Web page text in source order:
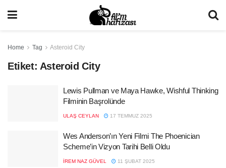
Home Tag Asteroid City
Etiket: Asteroid City
Lewis Pullman ve Maya Hawke, Wishful Thinking
Filminin Başrolünde
ULAŞ CEYLAN 17 TEMMUZ 2025
Wes Anderson’ın Yeni Filmi The Phoenician
Scheme’in Vizyon Tarihi Belli Oldu
İREM NAZ GÜVEL 11 ŞUBAT 2025